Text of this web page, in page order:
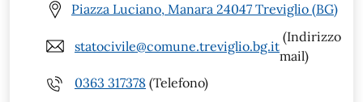
Piazza Luciano, Manara 24047 Treviglio (BG)
statocivile@comune.treviglio.bg.it
(Indirizzo
mail)
0363 317378 (Telefono)